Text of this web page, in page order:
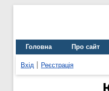
Головна Про сайт
Вхід Реєстрація